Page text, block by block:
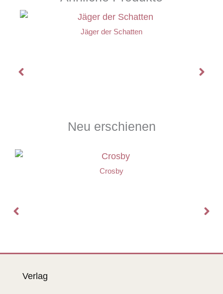
Jäger der Schatten
Neu erschienen
Crosby
Verlag